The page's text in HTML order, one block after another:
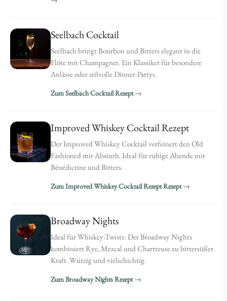
Seelbach Cocktail
Seelbach bringt Bourbon und Bitters elegant in die
Flöte mit Champagner. Ein Klassiker für besondere
Anlässe oder stilvolle Dinner-Partys.
Zum Seelbach Cocktail Rezept
Improved Whiskey Cocktail Rezept
Der Improved Whiskey Cocktail verfeinert den Old
Fashioned mit Absinth. Ideal für ruhige Abende mit
Bénédictine und Bitters.
Zum Improved Whiskey Cocktail Rezept Rezept
Broadway Nights
Ideal für Whiskey-Twists: Der Broadway Nights
kombiniert Rye, Mezcal und Chartreuse zu bittersüßer
Kraft. Würzig und vielschichtig.
Zum Broadway Nights Rezept